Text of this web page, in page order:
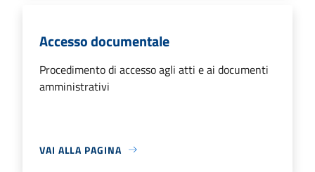
Accesso documentale
Procedimento di accesso agli atti e ai documenti
amministrativi
VAI ALLA PAGINA